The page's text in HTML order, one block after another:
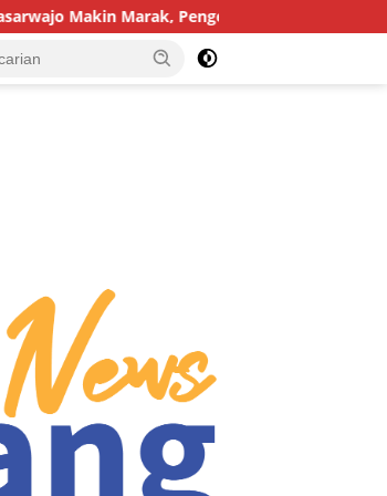
Pengendara: “Polres Buton Dimana, Masa